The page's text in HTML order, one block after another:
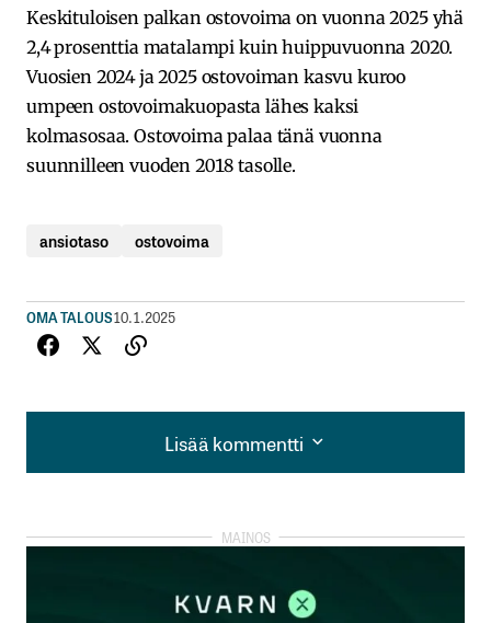
Keskituloisen palkan ostovoima on vuonna 2025 yhä
2,4 prosenttia matalampi kuin huippuvuonna 2020.
Vuosien 2024 ja 2025 ostovoiman kasvu kuroo
umpeen ostovoimakuopasta lähes kaksi
kolmasosaa. Ostovoima palaa tänä vuonna
suunnilleen vuoden 2018 tasolle.
ansiotaso ostovoima
OMA TALOUS10.1.2025
Lisää kommentti
Lisää kommentti
kirjautua
rekisteröityä